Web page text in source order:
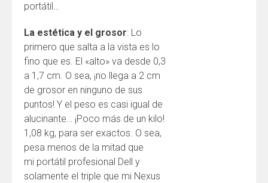
portátil…
La estética y el grosor: Lo
primero que salta a la vista es lo
fino que es. El «alto» va desde 0,3
a 1,7 cm. O sea, ¡no llega a 2 cm
de grosor en ninguno de sus
puntos! Y el peso es casi igual de
alucinante… ¡Poco más de un kilo!
1,08 kg, para ser exactos. O sea,
pesa menos de la mitad que
mi portátil profesional Dell y
solamente el triple que mi Nexus